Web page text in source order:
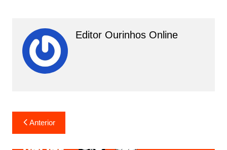
Editor Ourinhos Online
a
Anterior